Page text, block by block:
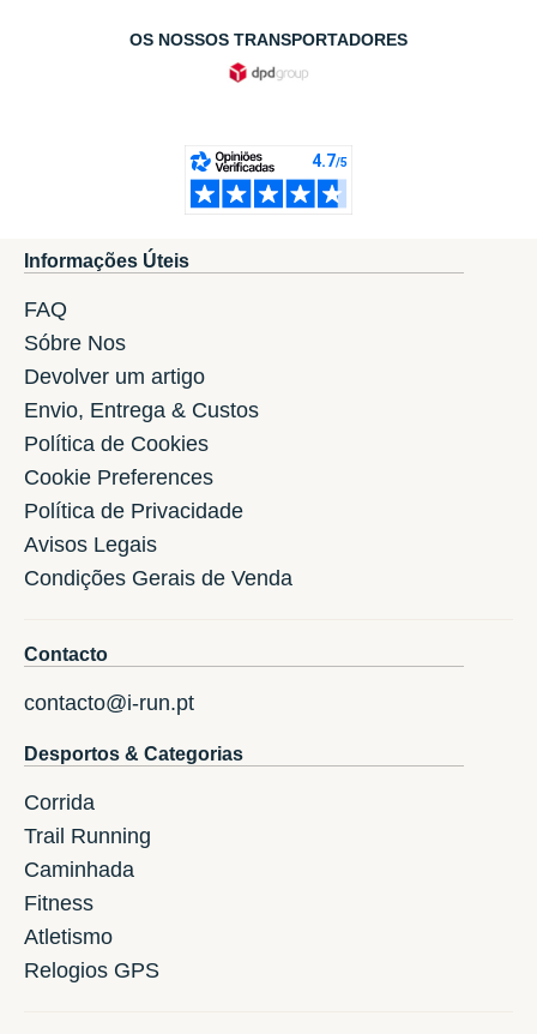
OS NOSSOS TRANSPORTADORES
Informações Úteis
FAQ
Sóbre Nos
Devolver um artigo
Envio, Entrega & Custos
Política de Cookies
Cookie Preferences
Política de Privacidade
Avisos Legais
Condições Gerais de Venda
Contacto
contacto@i-run.pt
Desportos & Categorias
Corrida
Trail Running
Caminhada
Fitness
Atletismo
Relogios GPS